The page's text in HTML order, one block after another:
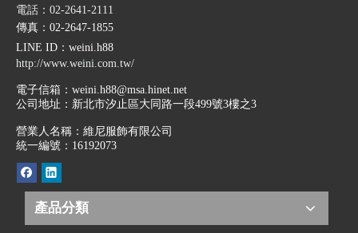
電話：02-2641-2111
傳真：02-2647-1855
LINE ID ：weini.h88
http://www.weini.com.tw/
電子信箱： weini.h88@msa.hinet.net
公司地址： 新北市汐止區大同路一段499號3樓之3
營業人名稱：維尼服飾有限公司
統一編號：16192073
產品分類